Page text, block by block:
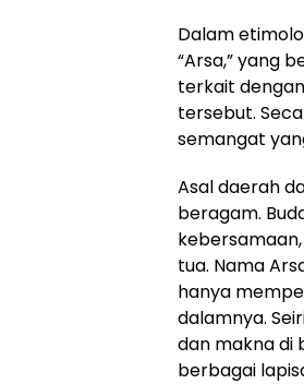
Dalam
“Arsa,” yang
terkait
tersebut.
semangat
Asal daerah
beragam.
tua. Nama
hanya
dalamnya.
dan makna di
berbagai